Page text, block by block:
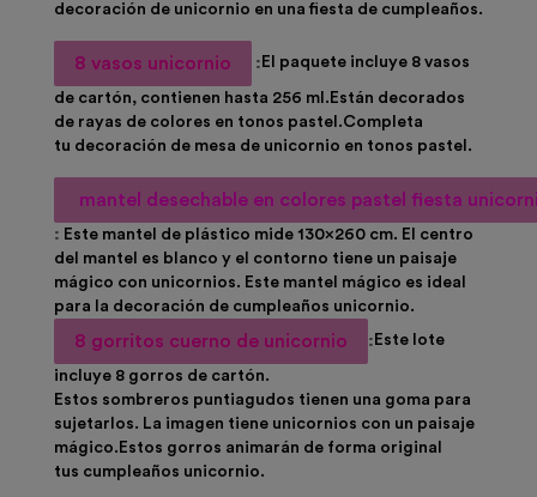
decoración de unicornio en unafiesta de cumpleaños.
8 vasos unicornio : El paquete incluye 8 vasos
de cartón, contienen hasta 256 ml.Están decorados
de rayas de colores en tonos pastel.Completa
tu decoración de mesa de unicornio en tonos pastel.
mantel desechable en colores pastel fiesta
: Este mantel de plástico mide 130x260 cm. El centro
del mantel es blanco y el contorno tiene un paisaje
mágico con unicornios. Este mantel mágico es ideal
para la decoración de cumpleaños unicornio.
8 gorritos cuerno de unicornio : Este lote
incluye 8 gorros de cartón.
Estos sombreros puntiagudos tienen una goma para
sujetarlos. La imagen tiene unicornios con un paisaje
mágico.Estos gorros animarán de forma original
tus cumpleaños unicornio.